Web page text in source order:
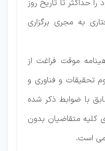
حداکثر تا تاریخ روز
به مجری برگزاری
موقت فراغت از
تحقیقات و فناوری و
با ضوابط ذکر شده
کلیه متقاضیان بدون
است.